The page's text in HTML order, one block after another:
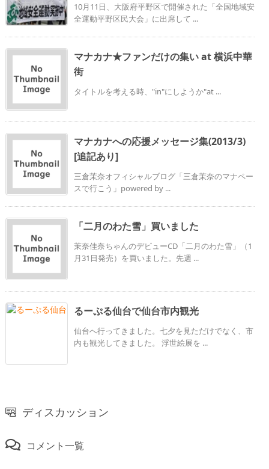
10月11日、大阪府平野区で開催された「全国地域安
全運動平野区民大会」に出席して ...
マナカナ★ファンだけの集い at 横浜中華
街
タイトルを考える時、"in"にしようか"at ...
マナカナへの応援メッセージ集(2013/3)
[追記あり]
三倉茉奈オフィシャルブログ「三倉茉奈のマナペー
スで行こう」powered by ...
「二月のわた雪」買いました
茉奈佳奈ちゃんのデビューCD「二月のわた雪」（1
月31日発売）を買いました。先週 ...
るーぷる仙台で仙台市内観光
仙台へ行ってきました。七夕を見ただけでなく、市
内も観光してきました。 浮世絵展を ...
ディスカッション
コメント一覧